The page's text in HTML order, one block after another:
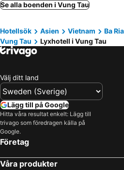
Se alla boenden i Vung Tau
Hotellsök Asien Vietnam
Ba
Vung Tau
Lyxhotell i Vung Tau
Välj ditt land
Lägg till på Google
Hitta våra resultat enkelt: Lägg till
trivago som föredragen källa på
Google.
Företag
Våra produkter